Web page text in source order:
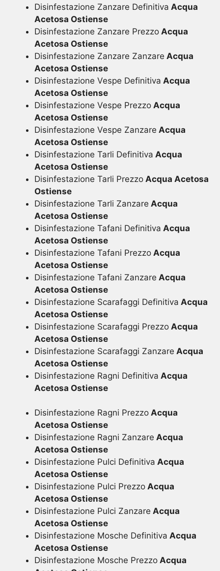
Disinfestazione Zanzare Definitiva Acqua
Acetosa Ostiense
Disinfestazione Zanzare Prezzo Acqua
Acetosa Ostiense
Disinfestazione Zanzare Zanzare Acqua
Acetosa Ostiense
Disinfestazione Vespe Definitiva Acqua
Acetosa Ostiense
Disinfestazione Vespe Prezzo Acqua
Acetosa Ostiense
Disinfestazione Vespe Zanzare Acqua
Acetosa Ostiense
Disinfestazione Tarli Definitiva Acqua
Acetosa Ostiense
Disinfestazione Tarli Prezzo Acqua Acetosa
Ostiense
Disinfestazione Tarli Zanzare Acqua
Acetosa Ostiense
Disinfestazione Tafani Definitiva Acqua
Acetosa Ostiense
Disinfestazione Tafani Prezzo Acqua
Acetosa Ostiense
Disinfestazione Tafani Zanzare Acqua
Acetosa Ostiense
Disinfestazione Scarafaggi Definitiva Acqua
Acetosa Ostiense
Disinfestazione Scarafaggi Prezzo Acqua
Acetosa Ostiense
Disinfestazione Scarafaggi Zanzare Acqua
Acetosa Ostiense
Disinfestazione Ragni Definitiva Acqua
Acetosa Ostiense
Disinfestazione Ragni Prezzo Acqua
Acetosa Ostiense
Disinfestazione Ragni Zanzare Acqua
Acetosa Ostiense
Disinfestazione Pulci Definitiva Acqua
Acetosa Ostiense
Disinfestazione Pulci Prezzo Acqua
Acetosa Ostiense
Disinfestazione Pulci Zanzare Acqua
Acetosa Ostiense
Disinfestazione Mosche Definitiva Acqua
Acetosa Ostiense
Disinfestazione Mosche Prezzo Acqua